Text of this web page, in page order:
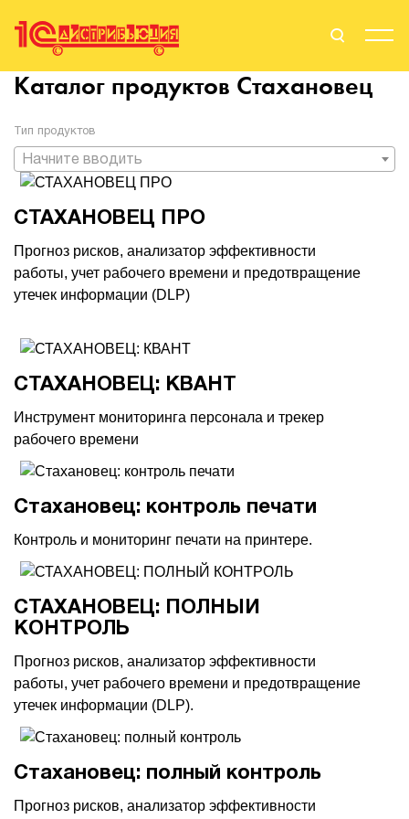
Вендоры
1Cофт
Каталог продуктов Стахановец
Тип продуктов
Начните вводить
СТАХАНОВЕЦ ПРО
Прогноз рисков, анализатор эффективности
работы, учет рабочего времени и предотвращение
утечек информации (DLP)
СТАХАНОВЕЦ: КВАНТ
Инструмент мониторинга персонала и трекер
рабочего времени
Стахановец: контроль печати
Контроль и мониторинг печати на принтере.
СТАХАНОВЕЦ: ПОЛНЫЙ
КОНТРОЛЬ
Прогноз рисков, анализатор эффективности
работы, учет рабочего времени и предотвращение
утечек информации (DLP).
Стахановец: полный контроль
Прогноз рисков, анализатор эффективности